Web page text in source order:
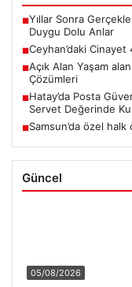
■Yıllar Sonra
Duygu Dolu Anlar
■Ceyhan’daki Cinayet
■Açık Alan Yaşam
Çözümleri
■Hatay’da Posta
Servet Değerinde
■Samsun’da özel
Güncel
05/08/2026